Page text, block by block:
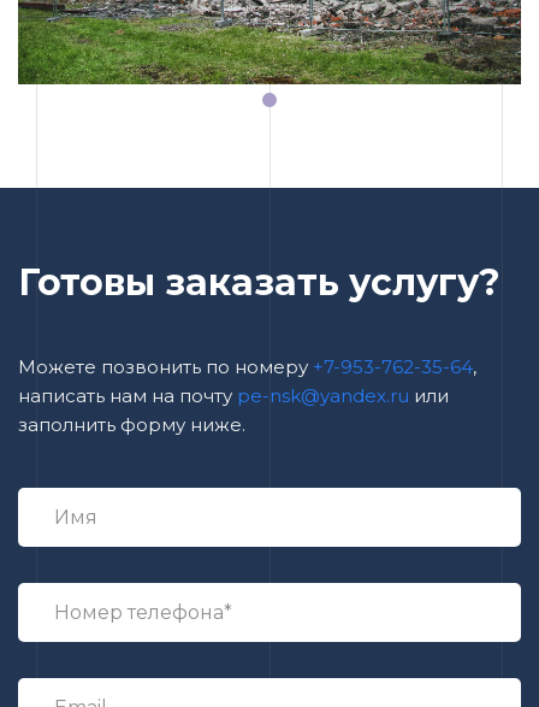
Готовы заказать услугу?
Можете позвонить по номеру +7-953-762-35-64,
написать нам на почту pe-nsk@yandex.ru или
заполнить форму ниже.